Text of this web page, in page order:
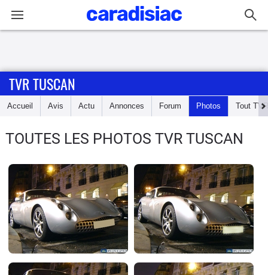
Accueil
Essais
Guide
d'achat
Electriques
Utilitaires
TVR TUSCAN
Accueil Avis Actu Annonces Forum Photos Tout TVR
TOUTES LES PHOTOS TVR TUSCAN